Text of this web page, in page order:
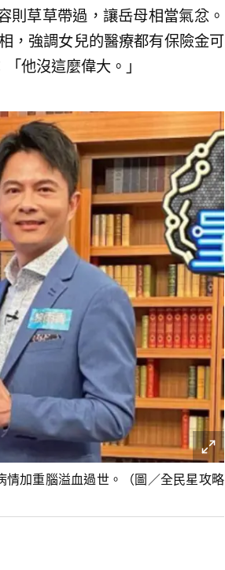
則草草帶過，讓岳母相當氣忿。
，強調女兒的醫療都有保險金可
他沒這麼偉大。」
加重腦溢血過世。（圖／全民星攻略